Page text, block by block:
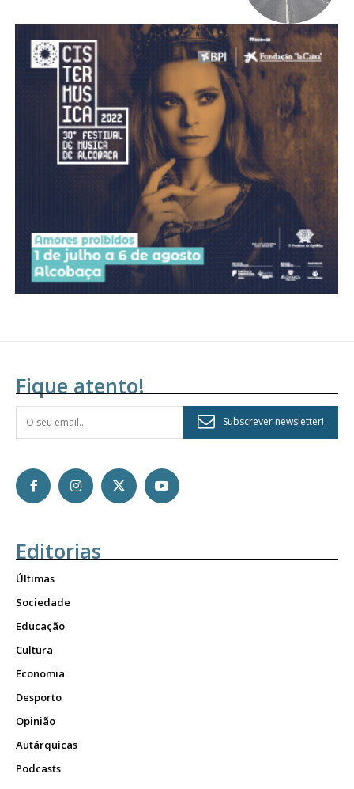
Acesso ao conteúdo online
Acesso aos conteúdos Exclusivos para
assinantes
Ofertas para assinatura anual
Escolha o plano
Fique atento!
Subscrever newsletter!
Editorias
Últimas
Sociedade
Educação
Cultura
Economia
Desporto
Opinião
Autárquicas
Podcasts